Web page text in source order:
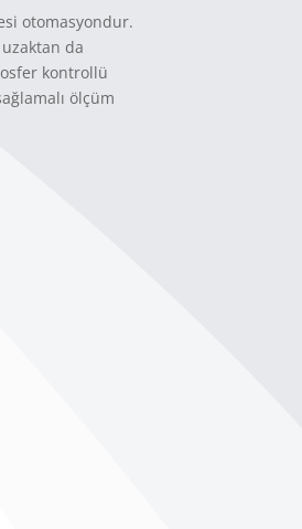
otomasyondur.
da
kontrollü
ölçüm